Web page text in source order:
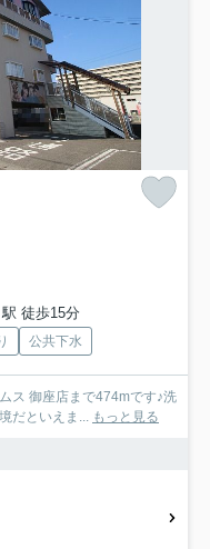
徒歩15分
公共下水
ス 御座店まで474mです♪洗
だといえま...
もっと見る